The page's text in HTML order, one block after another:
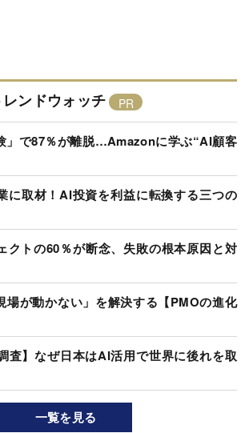
レンドウォッチ
」で87％が離脱…Amazonに学ぶ“AI顧客
に取材！AI投資を利益に転換する三つの
クトの60％が断念、失敗の根本原因と対
場が動かない」を解決する【PMOの進化
査】なぜ日本はAI活用で世界に後れを取
一覧を見る